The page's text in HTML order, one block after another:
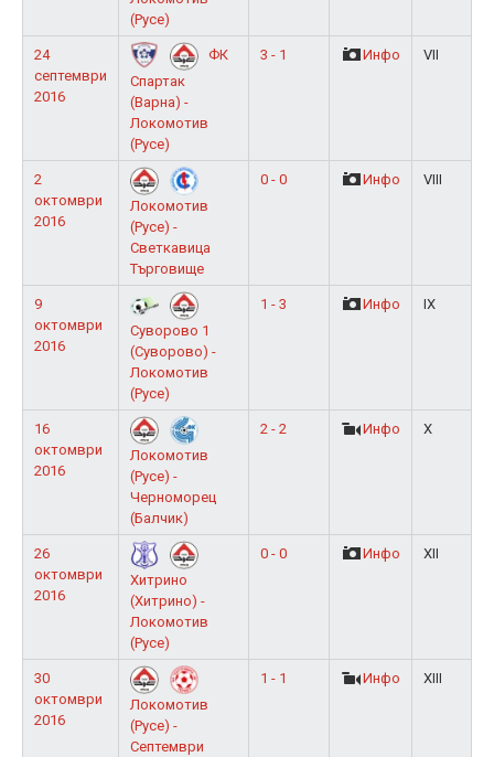
(Русе)
24
септември
2016
ФК
Спартак
(Варна) -
Локомотив
(Русе)
3 - 1 Инфо VII
2
октомври
2016
Локомотив
(Русе) -
Светкавица
Търговище
0 - 0 Инфо VIII
9
октомври
2016
Суворово 1
(Суворово) -
Локомотив
(Русе)
1 - 3 Инфо IX
16
октомври
2016
Локомотив
(Русе) -
Черноморец
(Балчик)
2 - 2 Инфо X
26
октомври
2016
Хитрино
(Хитрино) -
Локомотив
(Русе)
0 - 0 Инфо XII
30
октомври
2016
Локомотив
(Русе) -
Септември
1 - 1 Инфо XIII